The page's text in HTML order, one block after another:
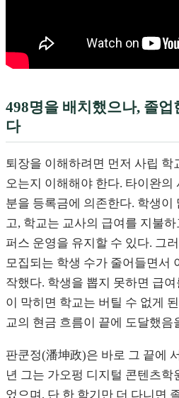
498명을 배치했으나, 졸업
다
퇴장을 이해하려면 먼저 사립 학
오는지 이해해야 한다. 타이완의
분을 등록금에 의존한다. 학생이
고, 학교는 교사의 급여를 지불
퍼스 운영을 유지할 수 있다. 그
모집되는 학생 수가 줄어들면서
작했다. 학생을 뽑지 못하면 급
이 막히면 학교는 버틸 수 없게
교의 현금 흐름이 끝에 도달했음
판쿤정(潘坤政)은 바로 그 끝에
년 그는 가오펑 디지털 콘텐츠학
었으며, 단 한 학기만 더 다니면